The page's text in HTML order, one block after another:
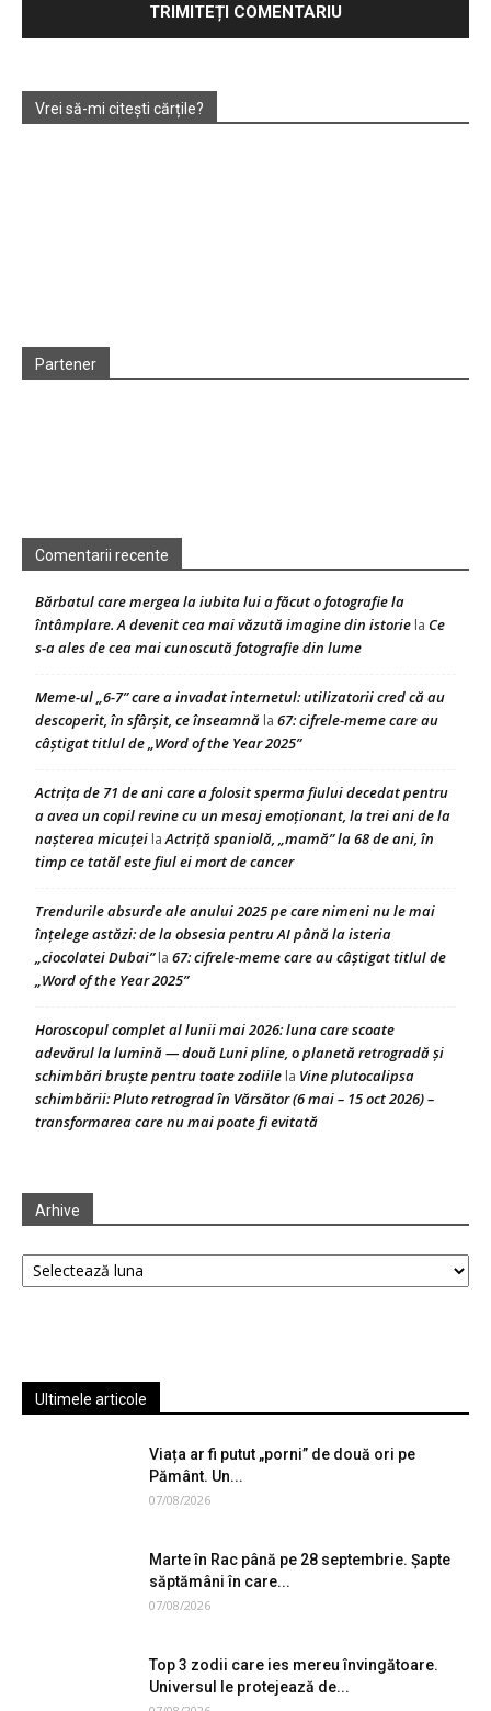
Vrei să-mi citești cărțile?
Partener
Comentarii recente
Bărbatul care mergea la iubita lui a făcut o fotografie la
întâmplare. A devenit cea mai văzută imagine din istorie la Ce
s-a ales de cea mai cunoscută fotografie din lume
Meme-ul „6-7” care a invadat internetul: utilizatorii cred că au
descoperit, în sfârșit, ce înseamnă la 67: cifrele-meme care au
câștigat titlul de „Word of the Year 2025”
Actrița de 71 de ani care a folosit sperma fiului decedat pentru
a avea un copil revine cu un mesaj emoționant, la trei ani de la
nașterea micuței laActriță spaniolă, „mamă” la 68 de ani, în
timp ce tatăl este fiul ei mort de cancer
Trendurile absurde ale anului 2025 pe care nimeni nu le mai
înțelege astăzi: de la obsesia pentru AI până la isteria
„ciocolatei Dubai”la 67: cifrele-meme care au câștigat titlul de
„Word of the Year 2025”
Horoscopul complet al lunii mai 2026: luna care scoate
adevărul la lumină — două Luni pline, o planetă retrogradă și
schimbări bruște pentru toate zodiile la Vine plutocalipsa
schimbării: Pluto retrograd în Vărsător (6 mai – 15 oct 2026) –
transformarea care nu mai poate fi evitată
Arhive
Arhive
Ultimele articole
Viața ar fi putut „porni” de două ori pe
Pământ. Un...
07/08/2026
Marte în Rac până pe 28 septembrie. Șapte
săptămâni în care...
07/08/2026
Top 3 zodii care ies mereu învingătoare.
Universul le protejează de...